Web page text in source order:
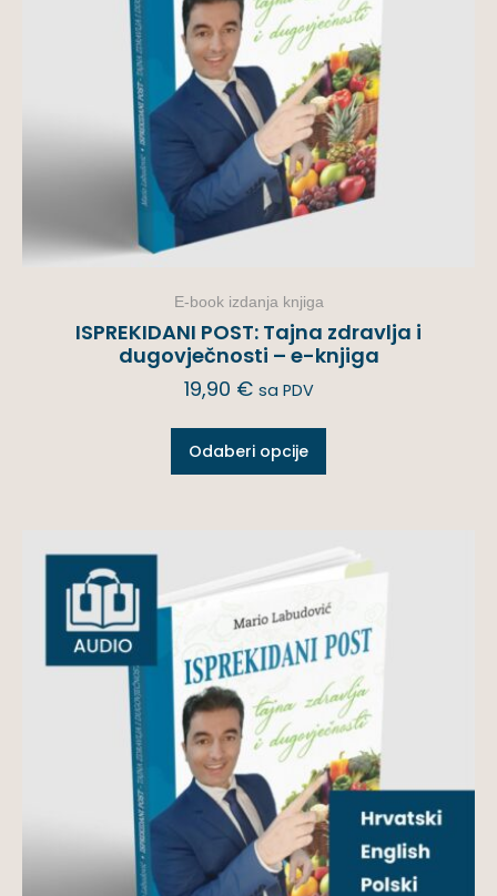
E-book izdanja knjiga
ISPREKIDANI POST: Tajna zdravlja i
dugovječnosti – e-knjiga
19,90 € sa PDV
Odaberi opcije